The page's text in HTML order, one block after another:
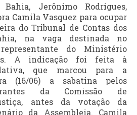
Jerônimo Rodrigues,
Camila Vasquez para ocupar
do Tribunal de Contas dos
na vaga destinada no
do Ministério
A indicação foi feita à
que marcou para a
(16/06) a sabatina pelos
da Comissão de
antes da votação da
da Assembleia. Camila